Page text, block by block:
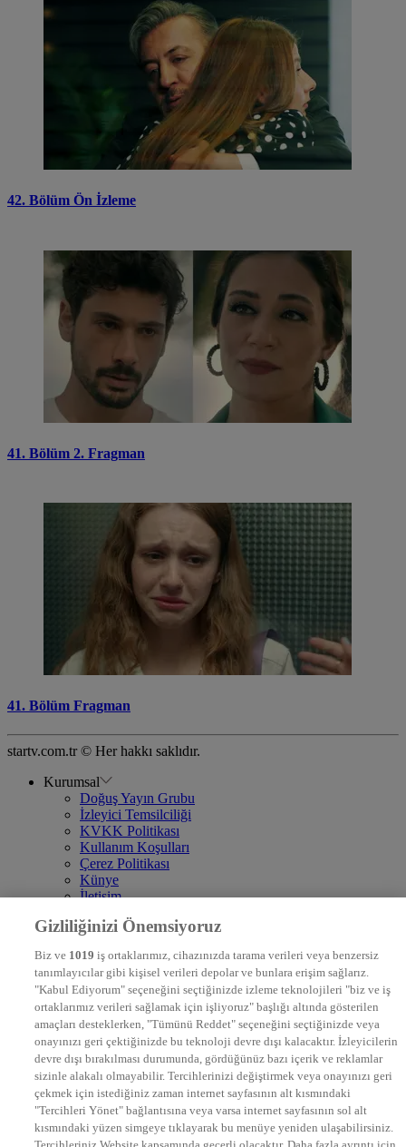
42. Bölüm Ön İzleme
41. Bölüm 2. Fragman
41. Bölüm Fragman
startv.com.tr © Her hakkı saklıdır.
Kurumsal
Doğuş Yayın Grubu
İzleyici Temsilciliği
KVKK Politikası
Kullanım Koşulları
Çerez Politikası
Künye
İletişim
DYG Televizyonlar
STAR
EURO STAR
KRAL POP TV
DYG Radyolar
NTV RADYO
KRAL FM
KRAL POP
EKSEN
VOYAGE
DYG Dijital
ntv.com.tr
ntvspor.net
Gizliliğinizi Önemsiyoruz
Biz ve 1019 iş ortaklarımız, cihazınızda tarama verileri veya benzersiz
tanımlayıcılar gibi kişisel verileri depolar ve bunlara erişim sağlarız.
"Kabul Ediyorum" seçeneğini seçtiğinizde izleme teknolojileri "biz ve iş
ortaklarımız verileri sağlamak için işliyoruz" başlığı altında gösterilen
amaçları desteklerken, "Tümünü Reddet" seçeneğini seçtiğinizde veya
onayınızı geri çektiğinizde bu teknoloji devre dışı kalacaktır. İzleyicilerin
devre dışı bırakılması durumunda, gördüğünüz bazı içerik ve reklamlar
sizinle alakalı olmayabilir. Tercihlerinizi değiştirmek veya onayınızı geri
çekmek için istediğiniz zaman internet sayfasının alt kısmındaki
"Tercihleri Yönet" bağlantısına veya varsa internet sayfasının sol alt
kısmındaki yüzen simgeye tıklayarak bu menüye yeniden ulaşabilirsiniz.